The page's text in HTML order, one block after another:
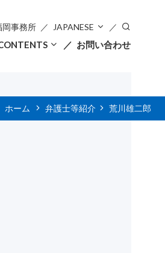
お問い合わせ
岡事務所 JAPANESE
ホーム 弁護士等紹介 荒川雄二郎